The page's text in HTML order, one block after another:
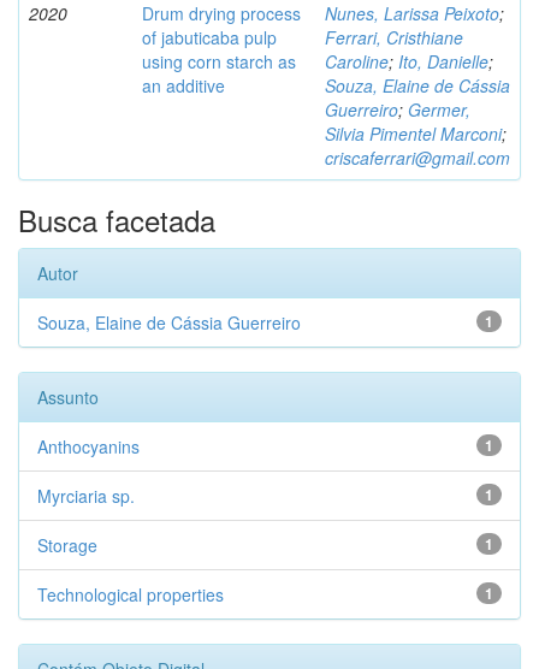
2020
Drum drying process
of jabuticaba pulp
using corn starch as
an additive
Nunes, Larissa Peixoto;
Ferrari, Cristhiane
Caroline; Ito, Danielle;
Souza, Elaine de Cássia
Guerreiro; Germer,
Silvia Pimentel Marconi;
criscaferrari@gmail.com
Busca facetada
Autor
1
Souza, Elaine de Cássia Guerreiro
Assunto
1
Anthocyanins
1
Myrciaria sp.
1
Storage
1
Technological properties